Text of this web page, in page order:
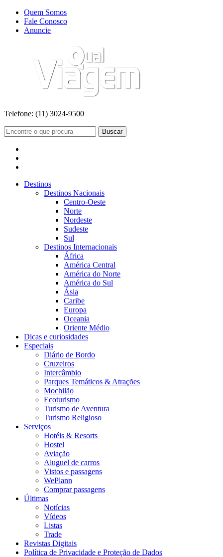
Quem Somos
Fale Conosco
Anuncie
Telefone: (11) 3024-9500
Buscar
Destinos
Destinos Nacionais
Centro-Oeste
Norte
Nordeste
Sudeste
Sul
Destinos Internacionais
África
América Central
América do Norte
América do Sul
Ásia
Caribe
Europa
Oceania
Oriente Médio
Dicas e curiosidades
Especiais
Diário de Bordo
Cruzeiros
Intercâmbio
Parques Temáticos & Atrações
Mochilão
Ecoturismo
Turismo de Aventura
Turismo Religioso
Serviços
Hotéis & Resorts
Hostel
Aviação
Aluguel de carros
Vistos e passagens
WePlann
Comprar passagens
Últimas
Notícias
Vídeos
Listas
Trade
Revistas Digitais
Política de Privacidade e Proteção de Dados